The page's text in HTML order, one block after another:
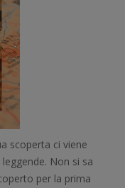
scoperta ci viene
Non si sa
per la prima